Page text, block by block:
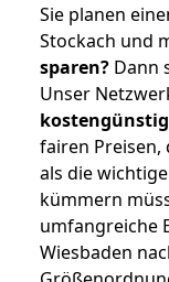
Sie planen
Stockach und
sparen? Dann
Unser
fairen Preisen,
als die
kümmern
umfangreiche
Wiesbaden